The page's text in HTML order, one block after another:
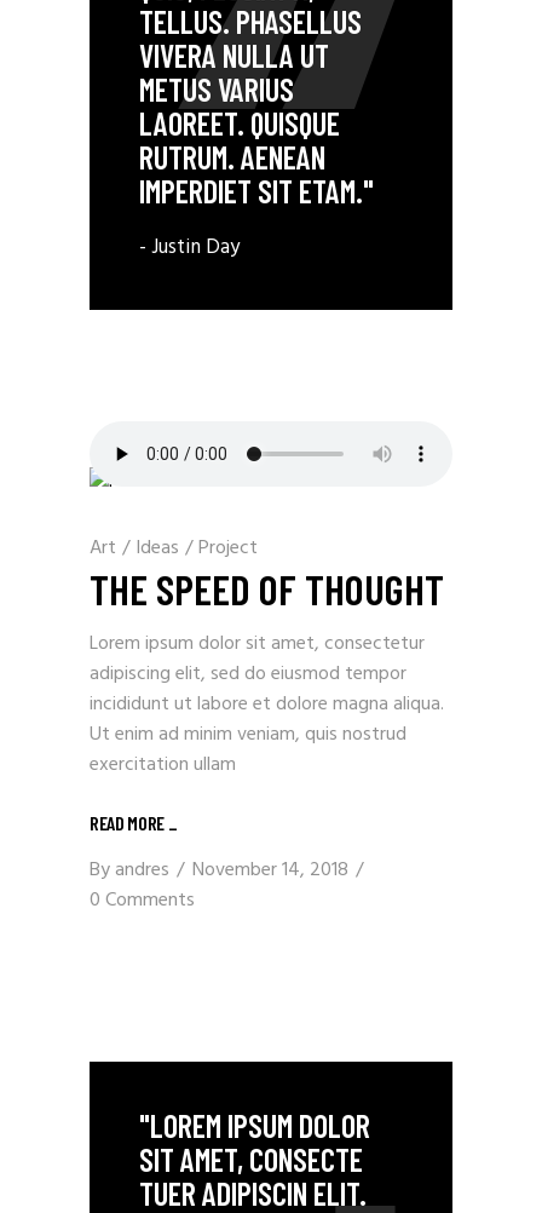
TELLUS. PHASELLUS
VIVERA NULLA UT
METUS VARIUS
LAOREET. QUISQUE
RUTRUM. AENEAN
IMPERDIET SIT ETAM."
- Justin Day
Art / Ideas /Project
THE SPEED OF THOUGHT
Lorem ipsum dolor sit amet, consectetur
adipiscing elit, sed do eiusmod tempor
incididunt ut labore et dolore magna aliqua.
Ut enim ad minim veniam, quis nostrud
exercitation ullam
READ MORE _
Byandres
November 14, 2018
0 Comments
"LOREM IPSUM DOLOR
SIT AMET, CONSECTE
TUER ADIPISCIN ELIT.